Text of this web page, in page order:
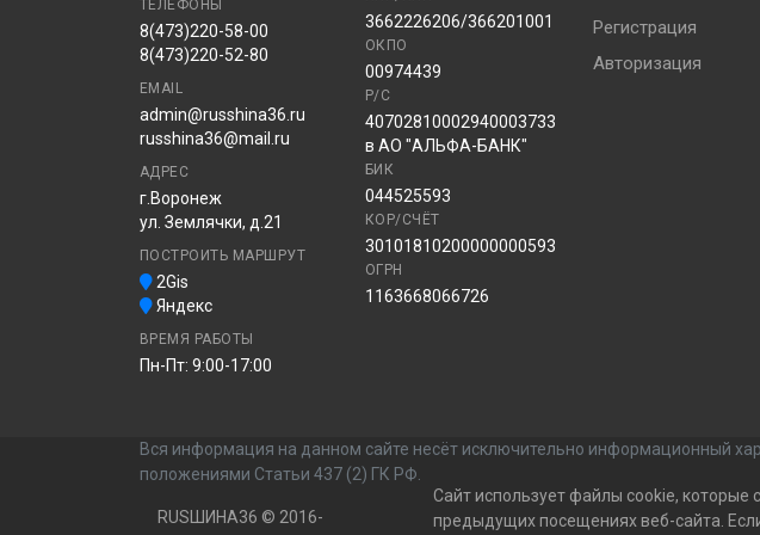
ТЕЛЕФОНЫ
8(473)220-58-00
8(473)220-52-80
EMAIL
admin@russhina36.ru
russhina36@mail.ru
АДРЕС
г.Воронеж
ул. Землячки, д.21
ПОСТРОИТЬ МАРШРУТ
2Gis
Яндекс
ВРЕМЯ РАБОТЫ
Пн-Пт: 9:00-17:00
3662226206/366201001
ОКПО
00974439
Р/С
40702810002940003733
в АО "АЛЬФА-БАНК"
БИК
044525593
КОР/СЧЁТ
30101810200000000593
ОГРН
1163668066726
Регистрация
Авторизация
Вся информация на данном сайте несёт исключительно информационный
положениями Статьи 437 (2) ГК РФ.
RUSШИНА36 © 2016-
Сайт использует файлы cookie,
предыдущих посещениях веб-сайта.